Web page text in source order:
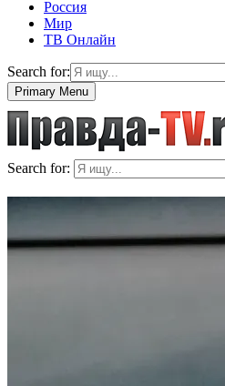
Россия
Мир
ТВ Онлайн
Search for:
Primary Menu
Search for: